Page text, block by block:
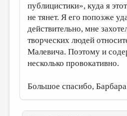
публицистики», куда я
не тянет. Я его попозже
действительно, мне
творческих людей
Малевича. Поэтому и
несколько провокативно.
Большое спасибо,